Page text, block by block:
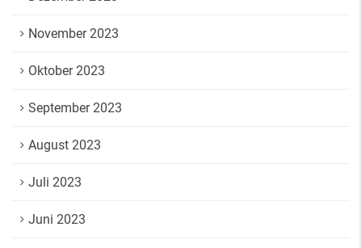
November 2023
Oktober 2023
September 2023
August 2023
Juli 2023
Juni 2023